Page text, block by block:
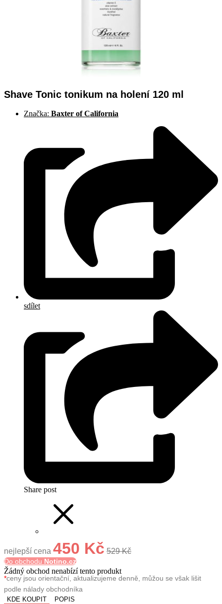
Shave Tonic tonikum na holení 120 ml
Značka: Baxter of California
sdílet
Share post
nejlepší cena 450 Kč 529 Kč
Do obchodu Notino.cz
Žádný obchod nenabízí tento produkt
*ceny jsou orientační, aktualizujeme denně, můžou se však lišit
podle nálady obchodníka
KDE KOUPIT POPIS